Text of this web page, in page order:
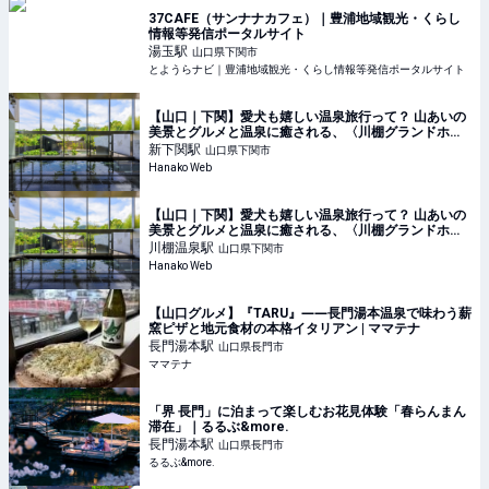
37CAFE（サンナナカフェ）｜豊浦地域観光・くらし
情報等発信ポータルサイト
湯玉駅 山口県下関市
とようらナビ｜豊浦地域観光・くらし情報等発信ポータルサイト
【山口｜下関】愛犬も嬉しい温泉旅行って？ 山あいの
美景とグルメと温泉に癒される、〈川棚グランドホテ
ルお多福〉の休日。
新下関駅 山口県下関市
Hanako Web
【山口｜下関】愛犬も嬉しい温泉旅行って？ 山あいの
美景とグルメと温泉に癒される、〈川棚グランドホテ
ルお多福〉の休日。
川棚温泉駅 山口県下関市
Hanako Web
【山口グルメ】『TARU』――長門湯本温泉で味わう薪
窯ピザと地元食材の本格イタリアン | ママテナ
長門湯本駅 山口県長門市
ママテナ
「界 長門」に泊まって楽しむお花見体験「春らんまん
滞在」｜るるぶ&more.
長門湯本駅 山口県長門市
るるぶ&more.